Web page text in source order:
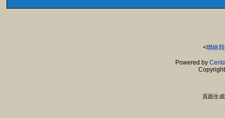
<聯絡
Powered by
頁面生